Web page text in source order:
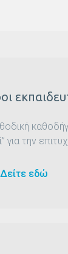
για την
Δείτε εδώ